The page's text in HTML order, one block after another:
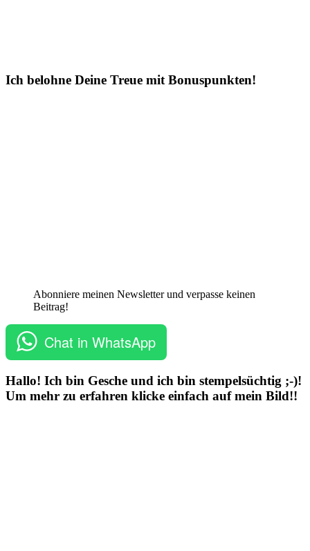
Ich belohne Deine Treue mit Bonuspunkten!
Abonniere meinen Newsletter und verpasse keinen
Beitrag!
Chat in WhatsApp
Hallo! Ich bin Gesche und ich bin stempelsüchtig ;-)!
Um mehr zu erfahren klicke einfach auf mein Bild!!